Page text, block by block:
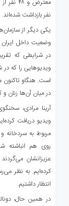
نفر بازداشت شده‌اند.
یکی دیگر از
وضعیت داخل ایران
در شرایطی که
ویدیوهایی را که
در میان آن‌ها زنان
آرینا مرادی،
ویدیو دریافت
مربوط به سردخانه
روی هم انباشته
عزیزانشان
کرده‌ایم. به نظر
انتظار داشتیم.
در همین حال،